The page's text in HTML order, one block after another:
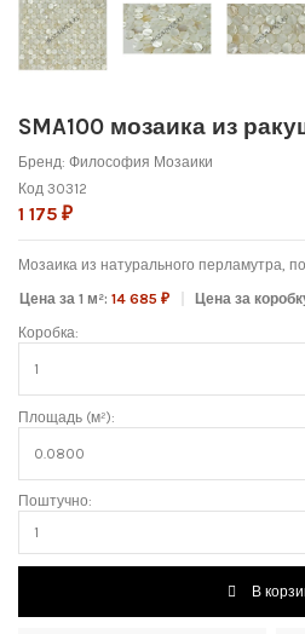
SMA100 мозаика из
Бренд: Философия Мозаики
Код 30312
1 175 ₽
Мозаика из натурального перламутра,
Цена за 1 м²:14 685 ₽ Цена за
Коробка:
Площадь (м²):
Поштучно:
В